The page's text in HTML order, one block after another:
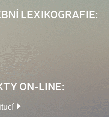
LEXIKOGRAFIE:
ON-LINE: